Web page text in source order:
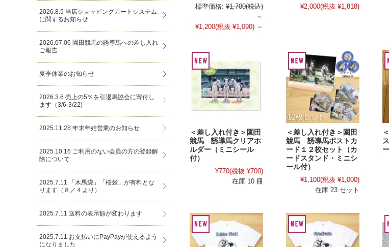
標準価格: ¥1,700(税込)
～
¥1,200(税抜 ¥1,090) ～
¥2,000(税抜 ¥1,818)
＜差し入れ付き＞園田
競馬 誘導馬クリアホ
ルダー（ミニシール
付）
¥770(税抜 ¥700)
在庫 10 冊
＜差し入れ付き＞園田
競馬 誘導馬ポストカ
ード１２枚セット（カ
ードスタンド・ミニシ
ール付）
¥1,100(税抜 ¥1,000)
在庫 23 セット
2026.8.5 当店ショッピングカートシステム
に関するお知らせ
2026.07.06 園田競馬の誘導馬への差し入れ
ご報告
夏季休業のお知らせ
2026.3.6 売上の5％を引退馬協会に寄付し
ます（3/6-3/22)
2025.11.28 年末年始営業のお知らせ
2025.10.16 ご利用のない会員の方の登録解
除について
2025.7.11 「木馬袋」「桜袋」が有料とな
ります（８／４より）
2025.7.11 送料の表示額が変わります
2025.7.11 お支払いにPayPayが使えるよう
になりました